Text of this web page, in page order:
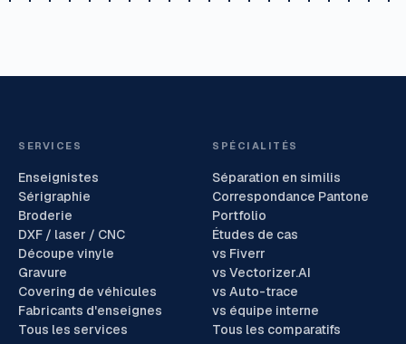
SERVICES
Enseignistes
Sérigraphie
Broderie
DXF / laser / CNC
Découpe vinyle
Gravure
Covering de véhicules
Fabricants d'enseignes
Tous les services
SPÉCIALITÉS
Séparation en similis
Correspondance Pantone
Portfolio
Études de cas
vs Fiverr
vs Vectorizer.AI
vs Auto-trace
vs équipe interne
Tous les comparatifs